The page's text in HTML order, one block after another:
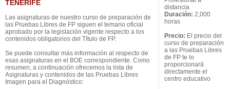
TENERIFE
Las asignaturas de nuestro curso de preparación de
las Pruebas Libres de FP siguen el temario oficial
aprobado por la legislación vigente respecto a los
contenidos obligatorios del Título de FP.
Se puede consultar más información al respecto de
esas asignaturas en el BOE correspondiente. Como
resumen, a continuación ofrecemos la lista de
Asignaturas y contenidos de las Pruebas Libres
Imagen para el Diagnóstico:
distancia
Duración: 2,000
horas
Precio: El precio del
curso de preparación
a las Pruebas Libres
de FP te lo
proporcionará
directamente el
centro educativo